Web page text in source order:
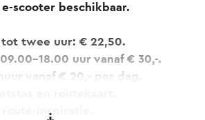
scooter beschikbaar.
tot twee uur: € 22,50.
uur vanaf € 30,-.
vanaf € 20,- per dag.
route-inspiratie.